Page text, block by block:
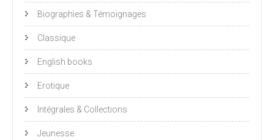
Biographies & Témoignages
Classique
English books
Erotique
Intégrales & Collections
Jeunesse